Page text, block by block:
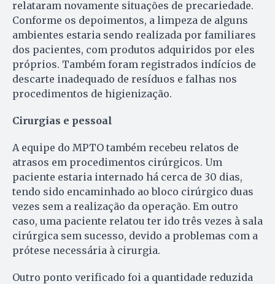
relataram novamente situações de precariedade.
Conforme os depoimentos, a limpeza de alguns
ambientes estaria sendo realizada por familiares
dos pacientes, com produtos adquiridos por eles
próprios. Também foram registrados indícios de
descarte inadequado de resíduos e falhas nos
procedimentos de higienização.
Cirurgias e pessoal
A equipe do MPTO também recebeu relatos de
atrasos em procedimentos cirúrgicos. Um
paciente estaria internado há cerca de 30 dias,
tendo sido encaminhado ao bloco cirúrgico duas
vezes sem a realização da operação. Em outro
caso, uma paciente relatou ter ido três vezes à sala
cirúrgica sem sucesso, devido a problemas com a
prótese necessária à cirurgia.
Outro ponto verificado foi a quantidade reduzida